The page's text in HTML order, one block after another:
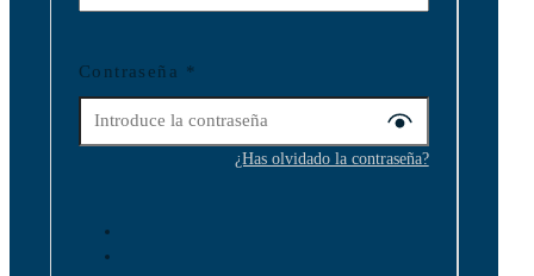
Contraseña *
¿Has olvidado la contraseña?